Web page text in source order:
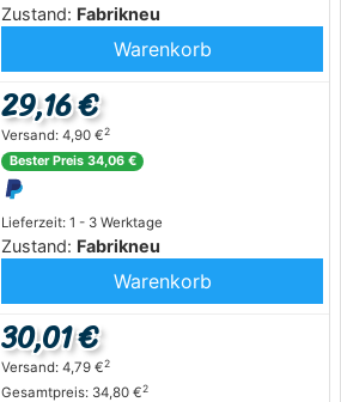
Zustand: Fabrikneu
Warenkorb
Lieferzeit: 1 - 3 Werktage
Zustand: Fabrikneu
29,16 €
Versand: 4,90 €2
Bester Preis 34,06 €
Warenkorb
30,01 €
Versand: 4,79 €2
Gesamtpreis: 34,80 €2